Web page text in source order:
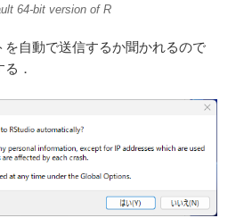
64-bit version of R
自動で送信するか聞かれるので
．